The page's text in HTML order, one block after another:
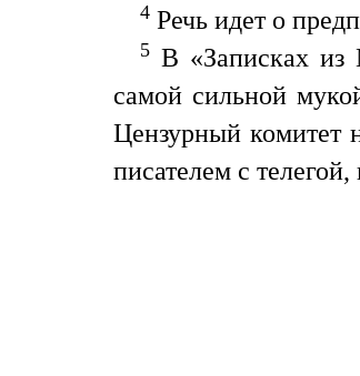
4 Речь идет о
5 В «Записках из
самой сильной
Цензурный комитет
писателем с